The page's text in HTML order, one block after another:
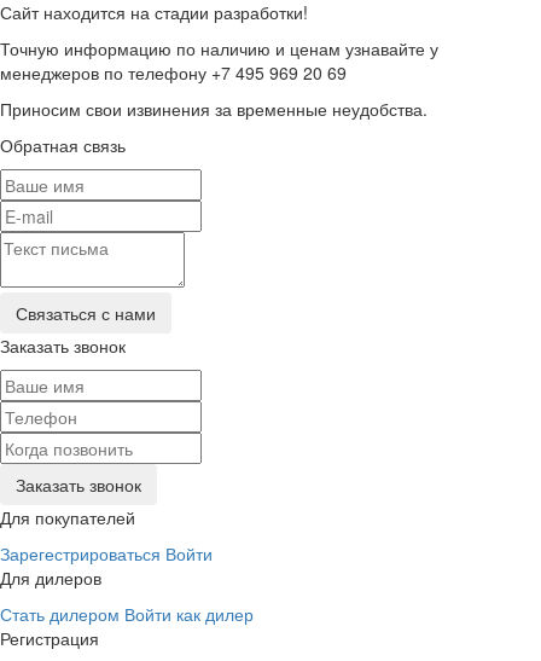
Сайт находится на стадии разработки!
Точную информацию по наличию и ценам узнавайте у
менеджеров по телефону +7 495 969 20 69
Приносим свои извинения за временные неудобства.
Обратная связь
Заказать звонок
Для покупателей
Зарегестрироваться Войти
Для дилеров
Стать дилером Войти как дилер
Регистрация